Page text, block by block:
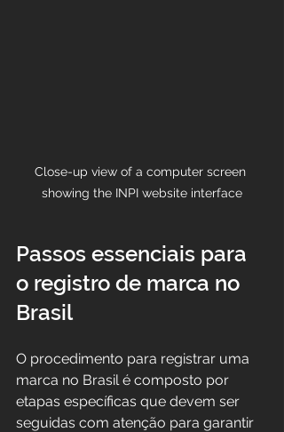
Close-up view of a computer screen
showing the INPI website interface
Passos essenciais para
o registro de marca no
Brasil
O procedimento para registrar uma
marca no Brasil é composto por
etapas específicas que devem ser
seguidas com atenção para garantir